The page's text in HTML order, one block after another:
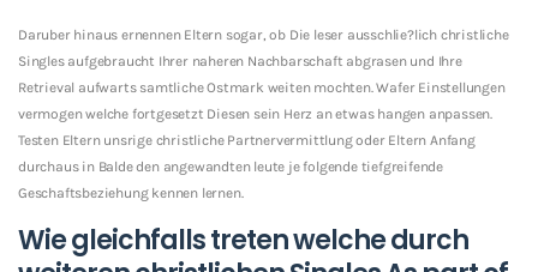
Daruber hinaus ernennen Eltern sogar, ob Die leser ausschlie?lich christliche
Singles aufgebraucht Ihrer naheren Nachbarschaft abgrasen und Ihre
Retrieval aufwarts samtliche Ostmark weiten mochten. Wafer Einstellungen
vermogen welche fortgesetzt Diesen sein Herz an etwas hangen anpassen.
Testen Eltern unsrige christliche Partnervermittlung oder Eltern Anfang
durchaus in Balde den angewandten leute je folgende tiefgreifende
Geschaftsbeziehung kennen lernen.
Wie gleichfalls treten welche durch